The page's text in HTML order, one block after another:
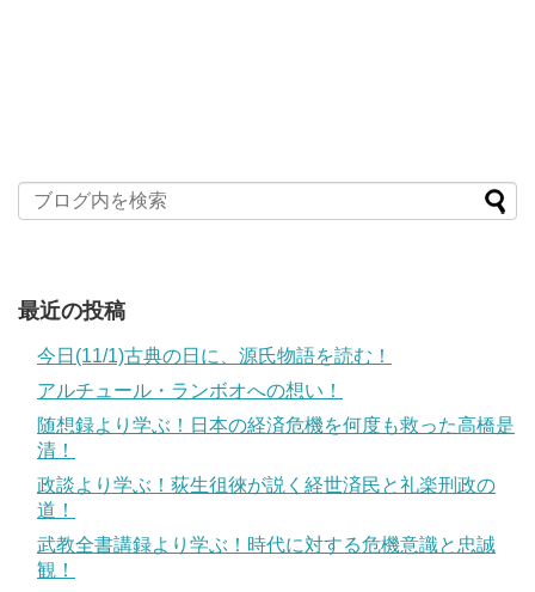
最近の投稿
今日(11/1)古典の日に、源氏物語を読む！
アルチュール・ランボオへの想い！
随想録より学ぶ！日本の経済危機を何度も救った高橋是
清！
政談より学ぶ！荻生徂徠が説く経世済民と礼楽刑政の
道！
武教全書講録より学ぶ！時代に対する危機意識と忠誠
観！